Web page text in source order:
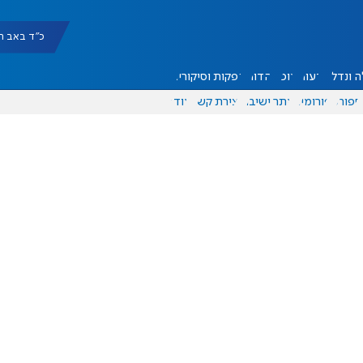
כ"ד באב תשפ"ו
ונדל"ן דעות אוכל יהדות הפקות וסיקורים
ספורט פורומים אתר ישיבה יצירת קשר עוד